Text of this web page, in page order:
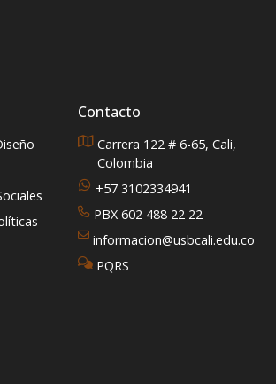
Contacto
Carrera 122 # 6-65, Cali,
Colombia
+57 3102334941
PBX 602 488 22 22
informacion@usbcali.edu.co
PQRS